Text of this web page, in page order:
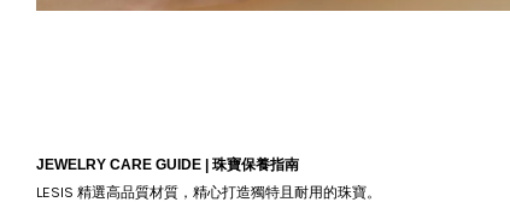
JEWELRY CARE GUIDE | 珠寶保養指南
LESIS 精選高品質材質，精心打造獨特且耐用的珠寶。